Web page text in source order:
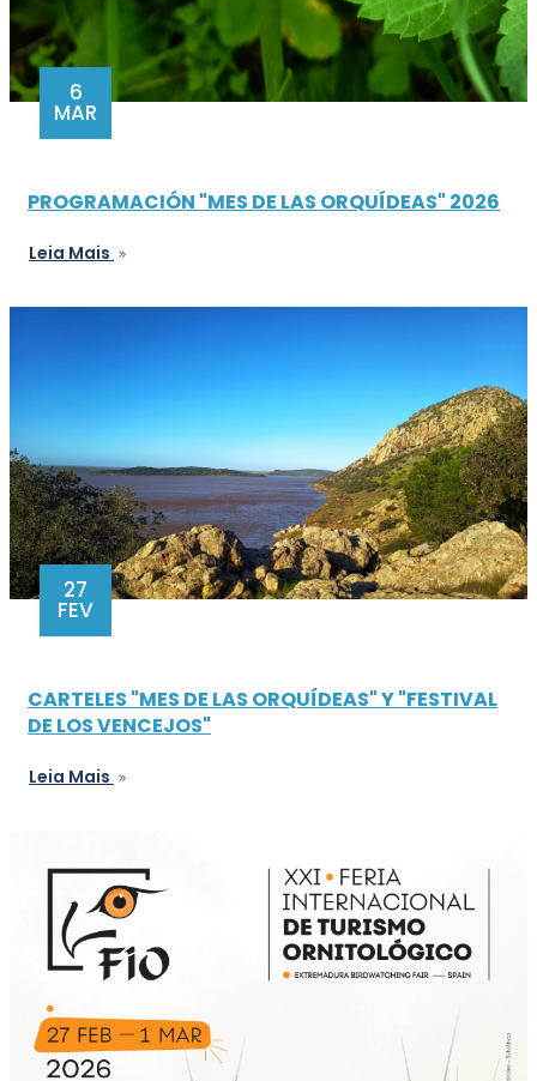
6
MAR
PROGRAMACIÓN "MES DE LAS ORQUÍDEAS" 2026
Leia Mais
27
FEV
CARTELES "MES DE LAS ORQUÍDEAS" Y "FESTIVAL
DE LOS VENCEJOS"
Leia Mais